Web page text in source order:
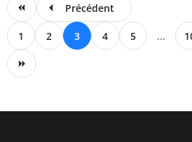
Précédent
1 2 3 4 5 ...